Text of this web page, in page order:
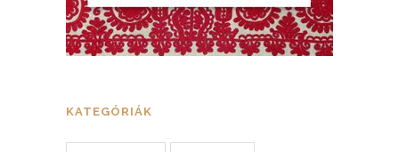
KATEGÓRIÁK